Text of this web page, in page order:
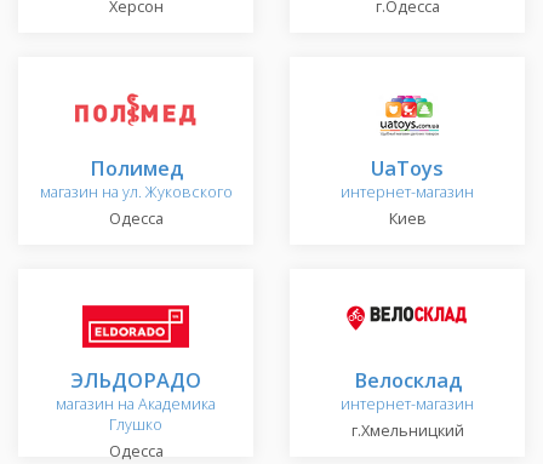
Херсон
г.Одесса
Полимед
магазин на ул. Жуковского
Одесса
UaToys
интернет-магазин
Киев
ЭЛЬДОРАДО
магазин на Академика
Глушко
Одесса
Велосклад
интернет-магазин
г.Хмельницкий